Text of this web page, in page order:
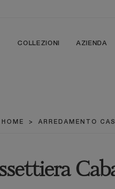
COLLEZIONI AZIENDA
HOME > ARREDAMENTO